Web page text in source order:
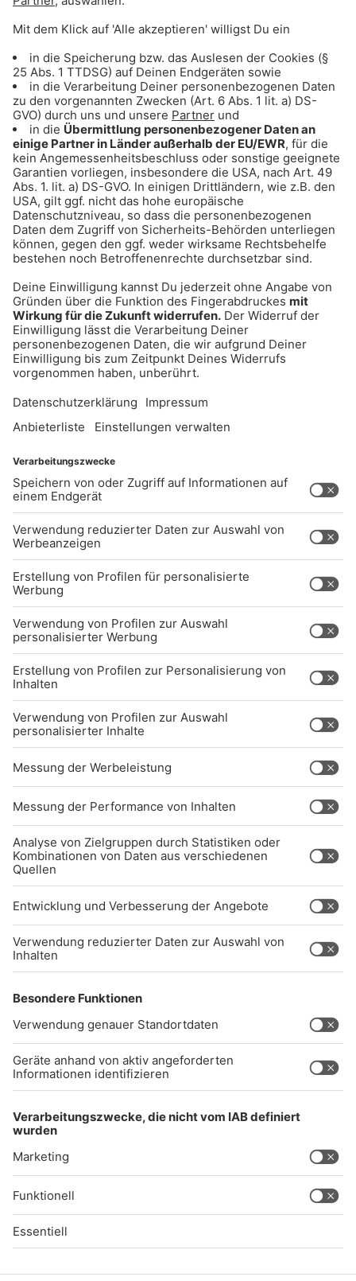
ANZEIGE - Klaer Kosmetik - Naturnahe
Wirkkosmetik für empfindliche Haut
UNTERNEHMEN
Kontakt
Jobs
Sendeempfang
Über uns
BARRIEREFREIHEIT: WIR ARBEITEN DERZEIT
AKTIV DARAN, UNSERE WEBSITE
BARRIEREFREI ZU GESTALTEN - GEMÄSS D
EN ANFORDERUNGEN DES B
ARRIEREFREIHEITSSTÄRKUNGSGESETZES. W
ENN SIE AUF BARRIEREN STOSSEN ODER UN
NTAKTIEREN SIE UNS GERNE.
Studio-Hotline
(089) 38 38 38 38
info@radiogong.de
Impressum
Audiothek
Unexpected Application Error!
crypto.randomUUID is not a function
at https://chat-embed.branchly.io/assets/